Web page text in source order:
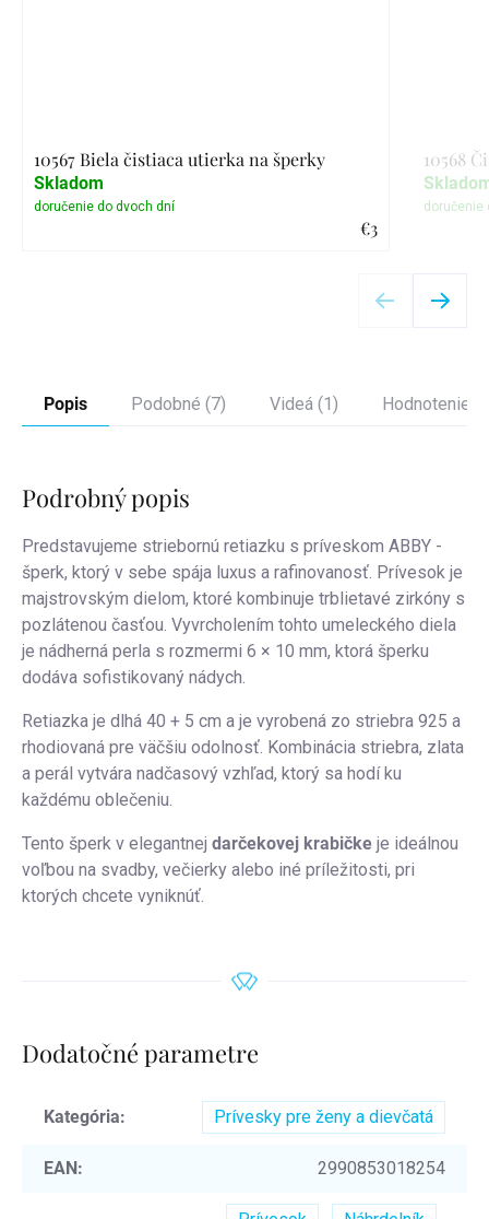
10567 Biela čistiaca utierka na šperky
€3
Skladom
10568
Popis Podobné (7) Videá (1) Hodnotenie
Podrobný popis
Predstavujeme striebornú retiazku s príveskom ABBY -
šperk, ktorý v sebe spája luxus a rafinovanosť. Prívesok je
majstrovským dielom, ktoré kombinuje trblietavé zirkóny s
pozlátenou časťou. Vyvrcholením tohto umeleckého diela
je nádherná perla s rozmermi 6 × 10 mm, ktorá šperku
dodáva sofistikovaný nádych.
Retiazka je dlhá 40 + 5 cm a je vyrobená zo striebra 925 a
rhodiovaná pre väčšiu odolnosť. Kombinácia striebra, zlata
a perál vytvára nadčasový vzhľad, ktorý sa hodí ku
každému oblečeniu.
Tento šperk v elegantnej darčekovej krabičke je ideálnou
voľbou na svadby, večierky alebo iné príležitosti, pri
ktorých chcete vyniknúť.
Dodatočné parametre
Kategória: Prívesky pre ženy a dievčatá
EAN: 2990853018254